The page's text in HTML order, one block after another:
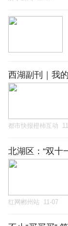
西湖副刊｜我
都市快报橙柿互动
北湖区：“双十
红网郴州站 11-07